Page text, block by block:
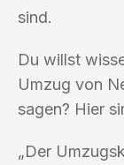
sind.
Du willst
Umzug von
sagen? Hier
„Der